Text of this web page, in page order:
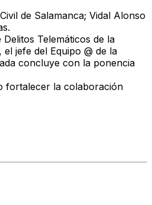
de Salamanca; Vidal Alonso
Telemáticos de la
jefe del Equipo @ de la
concluye con la ponencia
fortalecer la colaboración